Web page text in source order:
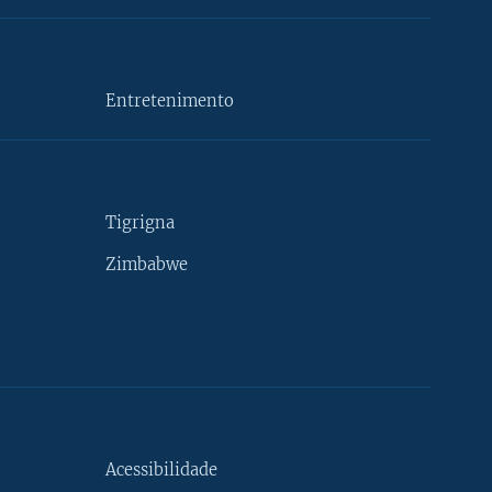
Entretenimento
Tigrigna
Zimbabwe
Acessibilidade